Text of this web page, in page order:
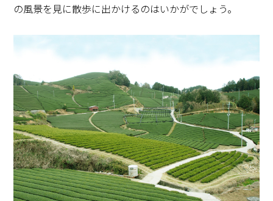
の風景を見に散歩に出かけるのはいかがでしょう。